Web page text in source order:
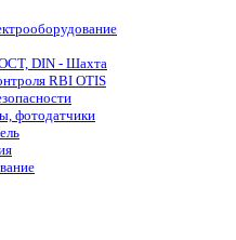
DIN - Шахта
RBI OTIS
фотодатчики